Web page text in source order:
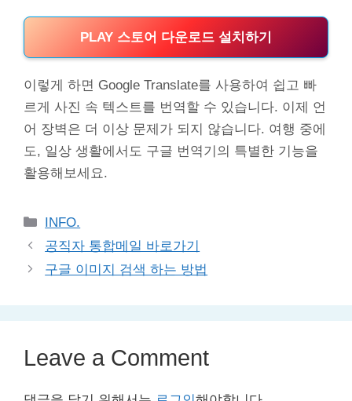
PLAY 스토어 다운로드 설치하기
이렇게 하면 Google Translate를 사용하여 쉽고 빠
르게 사진 속 텍스트를 번역할 수 있습니다. 이제 언
어 장벽은 더 이상 문제가 되지 않습니다. 여행 중에
도, 일상 생활에서도 구글 번역기의 특별한 기능을
활용해보세요.
Categories
INFO.
공직자 통합메일 바로가기
구글 이미지 검색 하는 방법
Leave a Comment